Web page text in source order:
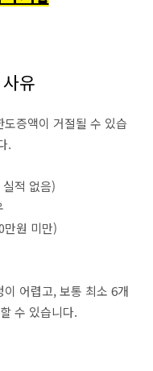
유
증액이 거절될 수 있습
.
적 없음)
만원 미만)
어렵고, 보통 최소 6개
수 있습니다.